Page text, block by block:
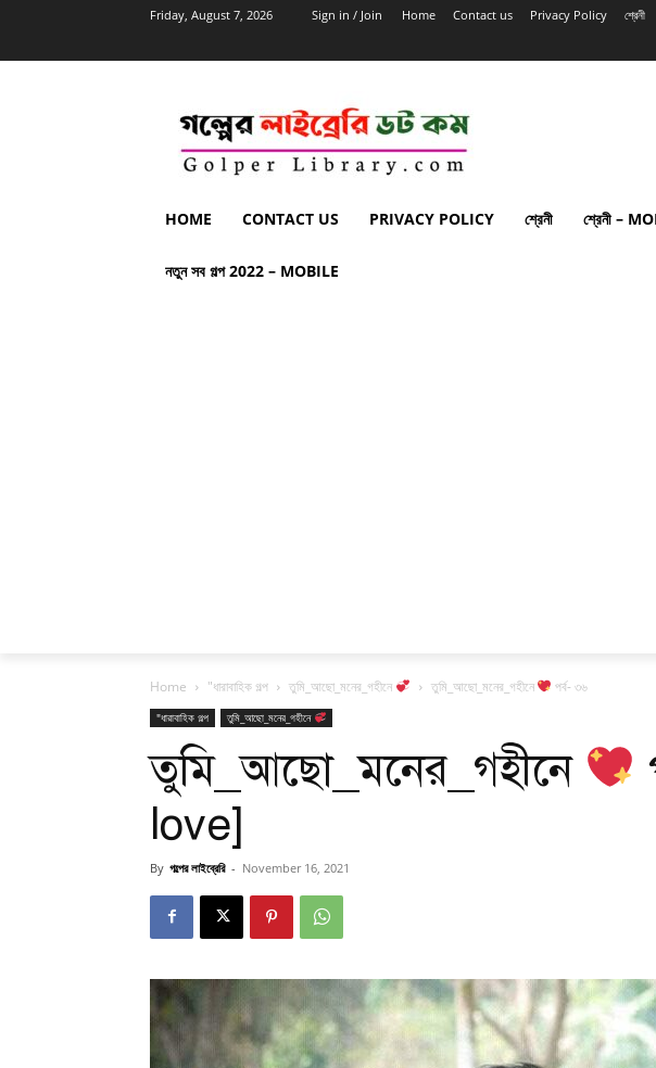
Friday, August 7, 2026 Sign in / Join Home Contact us Privacy Policy শ্রেনী
HOME CONTACT US PRIVACY POLICY শ্রেনী শ্রেনী –
নতুন সব গল্প 2022 – MOBILE
Home "ধারাবাহিক গল্প তুমি_আছো_মনের_গহীনে তুমি_আছো_মনের_গহীনে পর্ব- ৩৬
"ধারাবাহিক গল্প তুমি_আছো_মনের_গহীনে
তুমি_আছো_মনের_গহীনে
love]
By গল্পের লাইব্রেরি - November 16, 2021